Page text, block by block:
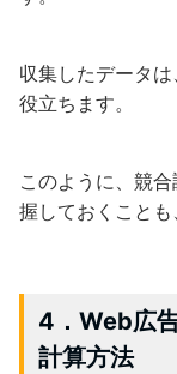
収集したデータ
役立ちます。
このように、競
握しておくことも
4．Web広
計算方法